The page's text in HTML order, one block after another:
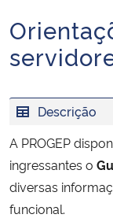
Ministério da
Ministério da Cidadania
Ministério da Saúde
Início do
Descrição
A PROGEP
ingressantes o
diversas
funcional.